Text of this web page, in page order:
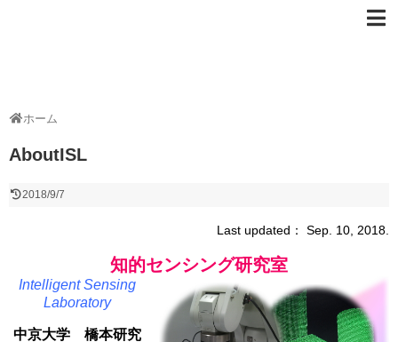
ホーム
AboutISL
2018/9/7
Last updated： Sep. 10, 2018.
知的センシング研究室
Intelligent Sensing
Laboratory
中京大学 橋本研究